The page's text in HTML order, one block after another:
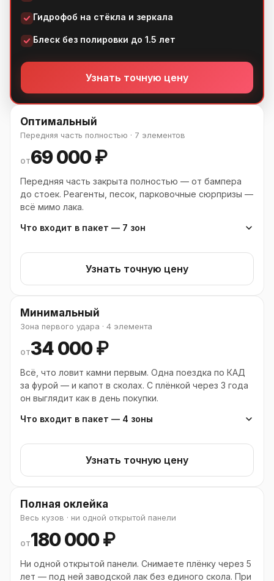
Полная оклейка
Весь кузов · ни одной открытой панели
от180 000 ₽
Ни одной открытой панели. Снимаете плёнку через 5
лет — под ней заводской лак без единого скола. При
Гидрофоб на стёкла и зеркала
Блеск без полировки до 1.5 лет
Узнать точную цену
Оптимальный
Передняя часть полностью · 7 элементов
от69 000 ₽
Передняя часть закрыта полностью — от бампера
до стоек. Реагенты, песок, парковочные сюрпризы —
всё мимо лака.
Что входит в пакет — 7 зон
Всё из «Минимальный» (4 зоны плёнкой), плюс:
Боковые зеркала
Узнать точную цену
Минимальный
Зона первого удара · 4 элемента
от34 000 ₽
Всё, что ловит камни первым. Одна поездка по КАД
за фурой — и капот в сколах. С плёнкой через 3 года
он выглядит как в день покупки.
Что входит в пакет — 4 зоны
Капот целиком
Полоса над лобовым стеклом
Узнать точную цену